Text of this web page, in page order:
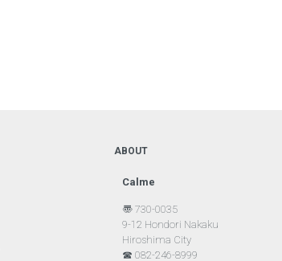
ABOUT
Calme
〠 730-0035
9-12 Hondori Nakaku
Hiroshima City
☎ 082-246-8999